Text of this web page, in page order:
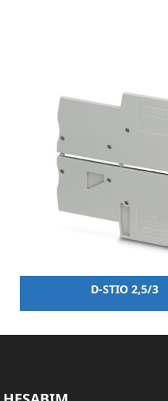
D-STIO 2,5/3